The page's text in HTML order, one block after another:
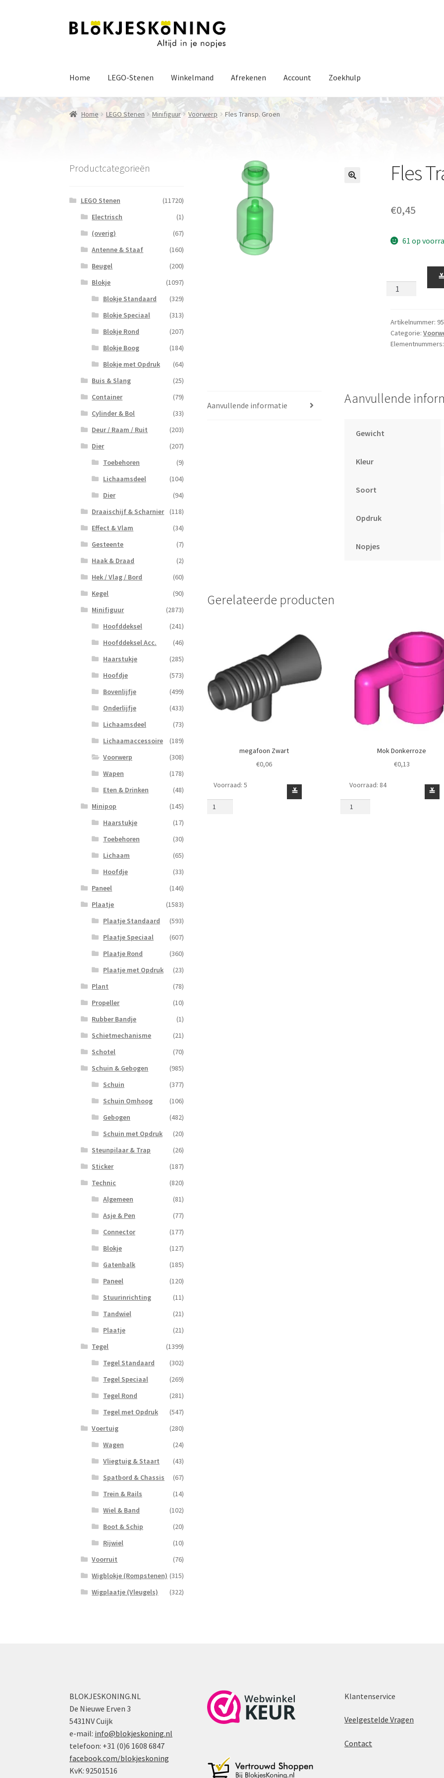
Ga
Ga
Home
LEGO-Stenen Winkelmand Afrekenen Account Zoekhulp
Home LEGO Stenen Minifiguur Voorwerp Fles Transp. Groen
Fles
€0,45
61 op
Transp.
Artikelnummer:
Categorie:
Aanvullende informatie Aanvullende
Gewicht
Kleur
Soort
Opdruk
Nopjes
Gerelateerde producten
megafoon Zwart
€0,06
megafoon
Zwart
aantal
≚
Voorraad: 5
Mok Donkerroze
€0,13
Mok
Donkerroze
aantal
≚
Voorraad: 84
Productcategorieën
LEGO Stenen
(11720)
Electrisch
(1)
(overig)
(67)
Antenne & Staaf
(160)
Beugel
(200)
Blokje
(1097)
Blokje Standaard
(329)
Blokje Speciaal
(313)
Blokje Rond
(207)
Blokje Boog
(184)
Blokje met Opdruk
(64)
Buis & Slang
(25)
Container
(79)
Cylinder & Bol
(33)
Deur / Raam / Ruit
(203)
Dier
(207)
Toebehoren
(9)
Lichaamsdeel
(104)
Dier
(94)
Draaischijf & Scharnier
(118)
Effect & Vlam
(34)
Gesteente
(7)
Haak & Draad
(2)
Hek / Vlag / Bord
(60)
Kegel
(90)
Minifiguur
(2873)
Hoofddeksel
(241)
Hoofddeksel Acc.
(46)
Haarstukje
(285)
Hoofdje
(573)
Bovenlijfje
(499)
Onderlijfje
(433)
Lichaamsdeel
(73)
Lichaamaccessoire
(189)
Voorwerp
(308)
Wapen
(178)
Eten & Drinken
(48)
Minipop
(145)
Haarstukje
(17)
Toebehoren
(30)
Lichaam
(65)
Hoofdje
(33)
Paneel
(146)
Plaatje
(1583)
Plaatje Standaard
(593)
Plaatje Speciaal
(607)
Plaatje Rond
(360)
Plaatje met Opdruk
(23)
Plant
(78)
Propeller
(10)
Rubber Bandje
(1)
Schietmechanisme
(21)
Schotel
(70)
Schuin & Gebogen
(985)
Schuin
(377)
Schuin Omhoog
(106)
Gebogen
(482)
Schuin met Opdruk
(20)
Steunpilaar & Trap
(26)
Sticker
(187)
Technic
(820)
Algemeen
(81)
Asje & Pen
(77)
Connector
(177)
Blokje
(127)
Gatenbalk
(185)
Paneel
(120)
Stuurinrichting
(11)
Tandwiel
(21)
Plaatje
(21)
Tegel
(1399)
Tegel Standaard
(302)
Tegel Speciaal
(269)
Tegel Rond
(281)
Tegel met Opdruk
(547)
Voertuig
(280)
Wagen
(24)
Vliegtuig & Staart
(43)
Spatbord & Chassis
(67)
Trein & Rails
(14)
Wiel & Band
(102)
Boot & Schip
(20)
Rijwiel
(10)
Voorruit
(76)
Wigblokje (Rompstenen) (315)
Wigplaatje (Vleugels)
(322)
BLOKJESKONING.NL
De Nieuwe Erven 3
5431NV Cuijk
e-mail: info@blokjeskoning.nl
telefoon: +31 (0)6 1608 6847
facebook.com/blokjeskoning
KvK: 92501516
Klantenservice
Veelgestelde Vragen
Contact